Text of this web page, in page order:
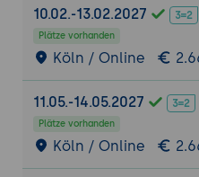
Penetrationstests
Grey Box).
Tools wie
Praktische Übung:
Penetrationstests
Ziel:
10.02.-13.02.2027
Plätze vorhanden
Köln / Online
11.05.-14.05.2027
Plätze vorhanden
Köln / Online